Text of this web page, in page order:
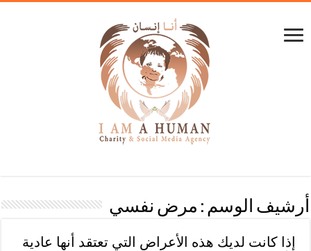
أرشيف الوسم : مرض نفسي
إذا كانت لديك هذه الأعراض التي تعتقد أنها عادية